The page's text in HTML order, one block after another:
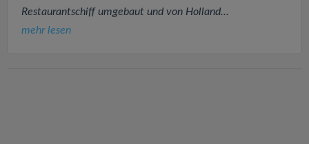
Restaurantschiff umgebaut und von Holland...
mehr lesen